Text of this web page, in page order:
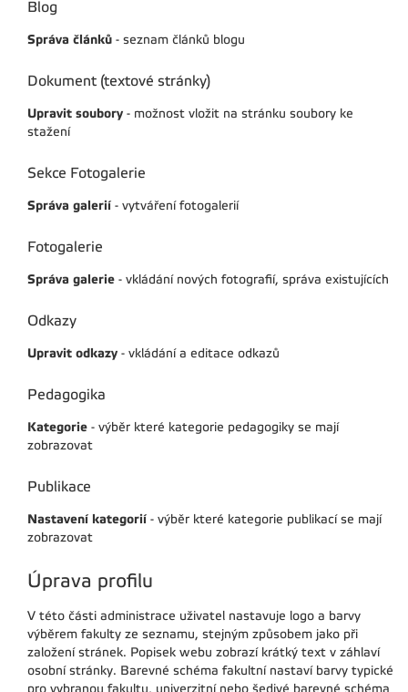
Blog
Správa článků - seznam článků blogu
Dokument (textové stránky)
Upravit soubory - možnost vložit na stránku soubory ke
stažení
Sekce Fotogalerie
Správa galerií - vytváření fotogalerií
Fotogalerie
Správa galerie - vkládání nových fotografií, správa existujících
Odkazy
Upravit odkazy - vkládání a editace odkazů
Pedagogika
Kategorie - výběr které kategorie pedagogiky se mají
zobrazovat
Publikace
Nastavení kategorií - výběr které kategorie publikací se mají
zobrazovat
Úprava profilu
V této části administrace uživatel nastavuje logo a barvy
výběrem fakulty ze seznamu, stejným způsobem jako při
založení stránek. Popisek webu zobrazí krátký text v záhlaví
osobní stránky. Barevné schéma fakultní nastaví barvy typické
pro vybranou fakultu, univerzitní nebo šedivé barevné schéma